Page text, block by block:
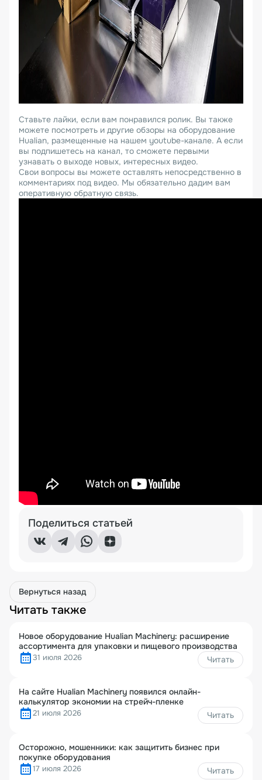
Ставьте лайки, если вам понравился ролик. Вы также
можете посмотреть и другие обзоры на оборудование
Hualian, размещенные на нашем youtube-канале. А если
вы подпишетесь на канал, то сможете первыми
узнавать о выходе новых, интересных видео.
Свои вопросы вы можете оставлять непосредственно в
комментариях под видео. Мы обязательно дадим вам
оперативную обратную связь.
Поделиться статьей
Вернуться назад
Читать также
Новое оборудование Hualian Machinery: расширение
ассортимента для упаковки и пищевого производства
31 июля 2026 Читать
На сайте Hualian Machinery появился онлайн-
калькулятор экономии на стрейч-пленке
21 июля 2026 Читать
Осторожно, мошенники: как защитить бизнес при
покупке оборудования
17 июля 2026 Читать